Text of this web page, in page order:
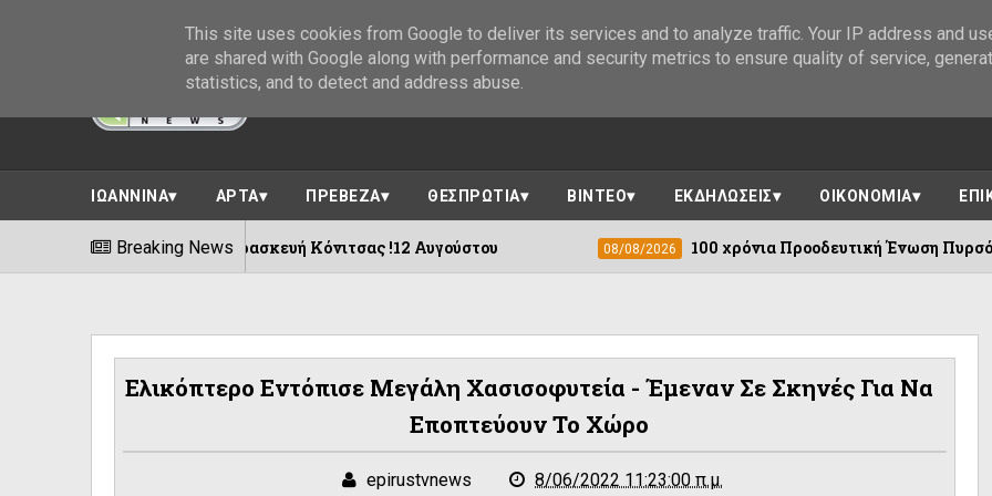
ΙΩΑΝΝΙΝΑ ΑΡΤΑ ΠΡΕΒΕΖΑ ΘΕΣΠΡΩΤΙΑ ΒΙΝΤΕΟ ΕΚΔΗΛΩΣΕΙΣ ΟΙΚΟΝΟΜΙΑ
Breaking News
Αγία Παρασκευή Κόνιτσας !12 Αυγούστου 08/08/2026 100 χρόνια Προοδευτική Ένωση Πυρσόγιαννης ||Πλήθος
Ελικόπτερο Εντόπισε Μεγάλη Χασισοφυτεία - Έμεναν Σε Σκηνές Για Να
Εποπτεύουν Το Χώρο
epirustvnews 8/06/2022 11:23:00 π.μ.
This site uses cookies from Google to deliver its services and to analyze traffic. Your IP address and
are shared with Google along with performance and security metrics to ensure quality of service,
statistics, and to detect and address abuse.